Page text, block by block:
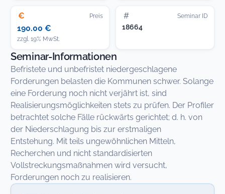
€ Preis
190.00 €
zzgl. 19% MwSt.
# Seminar ID
18664
Seminar-Informationen
Befristete und unbefristet niedergeschlagene
Forderungen belasten die Kommunen schwer. Solange
eine Forderung noch nicht verjährt ist, sind
Realisierungsmöglichkeiten stets zu prüfen. Der Profiler
betrachtet solche Fälle rückwärts gerichtet; d. h. von
der Niederschlagung bis zur erstmaligen
Entstehung. Mit teils ungewöhnlichen Mitteln,
Recherchen und nicht standardisierten
Vollstreckungsmaßnahmen wird versucht,
Forderungen noch zu realisieren.